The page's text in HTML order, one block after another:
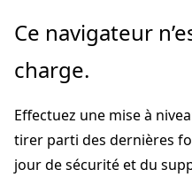
Passer
directement
au
principal
Ce navigateur
charge.
Effectuez une mise à
tirer parti des dernières
jour de sécurité et du